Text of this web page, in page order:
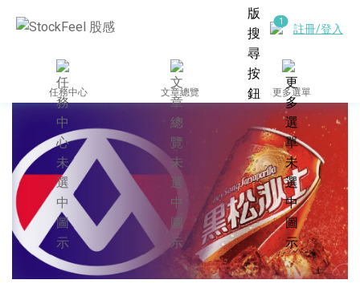
註冊/登入
任務中心 文章總覽 更多選單